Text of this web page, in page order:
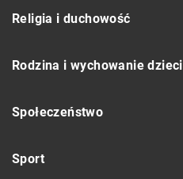
Religia i duchowość
Rodzina i wychowanie dzieci
Społeczeństwo
Sport